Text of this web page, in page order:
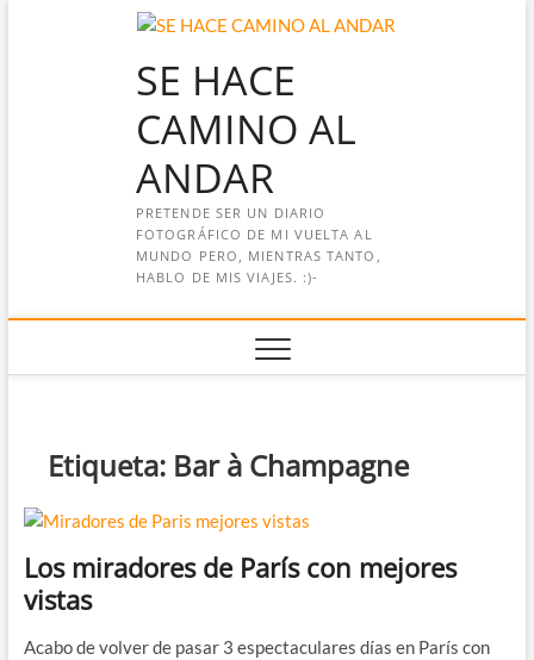
SE HACE
CAMINO AL
ANDAR
PRETENDE SER UN DIARIO
FOTOGRÁFICO DE MI VUELTA AL
MUNDO PERO, MIENTRAS TANTO,
HABLO DE MIS VIAJES. :)-
Etiqueta: Bar à Champagne
Los miradores de París con mejores
vistas
Acabo de volver de pasar 3 espectaculares días en París con